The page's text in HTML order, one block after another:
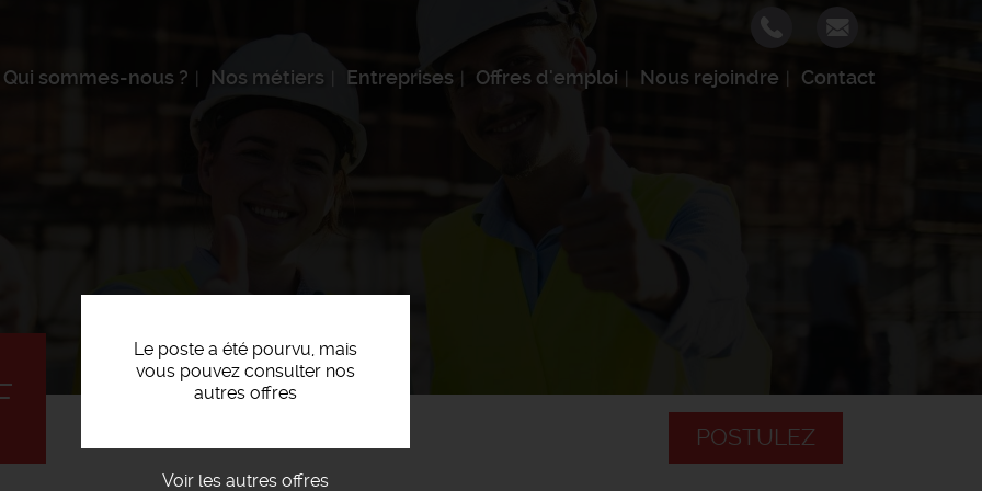
Qui sommes-nous ? Nos métiers Entreprises Offres d'emploi Nous rejoindre Contact
Le poste a été pourvu, mais
vous pouvez consulter nos
autres offres
Voir les autres offres
POSTULEZ